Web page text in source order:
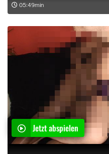
05:49min
Jetzt abspielen